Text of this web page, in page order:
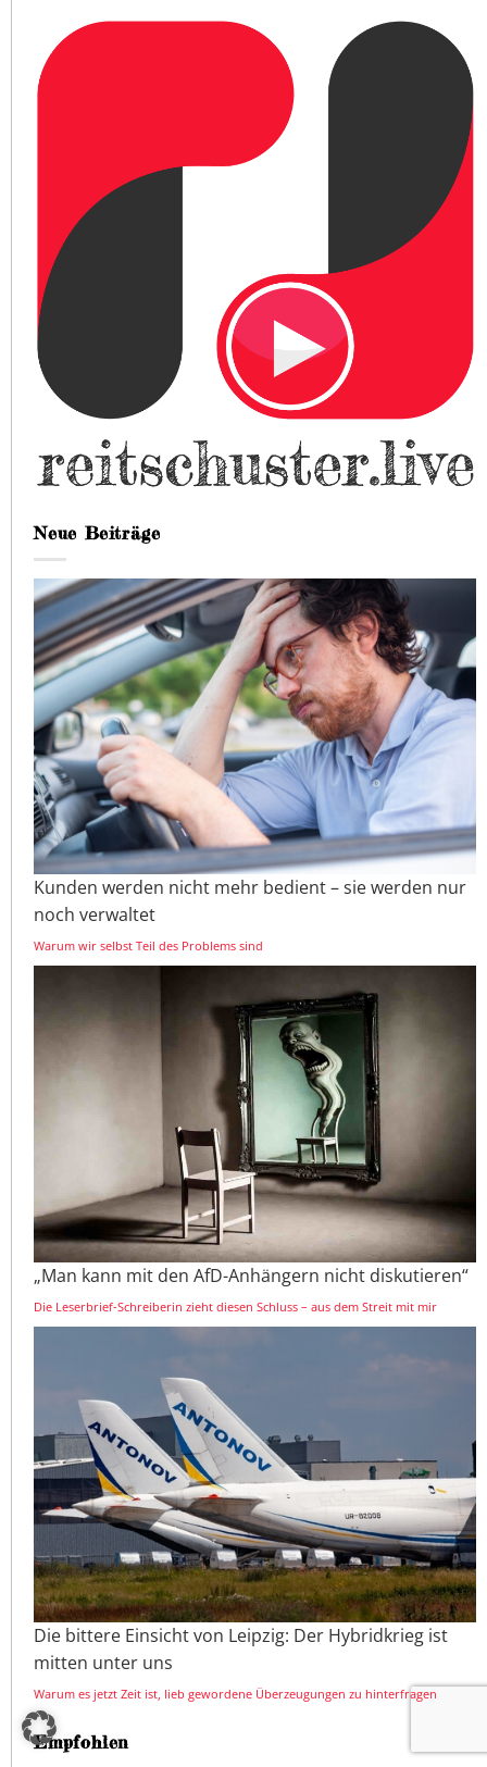
Neue Beiträge
Kunden werden nicht mehr bedient – sie werden nur
noch verwaltet
Warum wir selbst Teil des Problems sind
„Man kann mit den AfD-Anhängern nicht diskutieren“
Die Leserbrief-Schreiberin zieht diesen Schluss – aus dem Streit mit mir
Die bittere Einsicht von Leipzig: Der Hybridkrieg ist
mitten unter uns
Warum es jetzt Zeit ist, lieb gewordene Überzeugungen zu hinterfragen
Empfohlen